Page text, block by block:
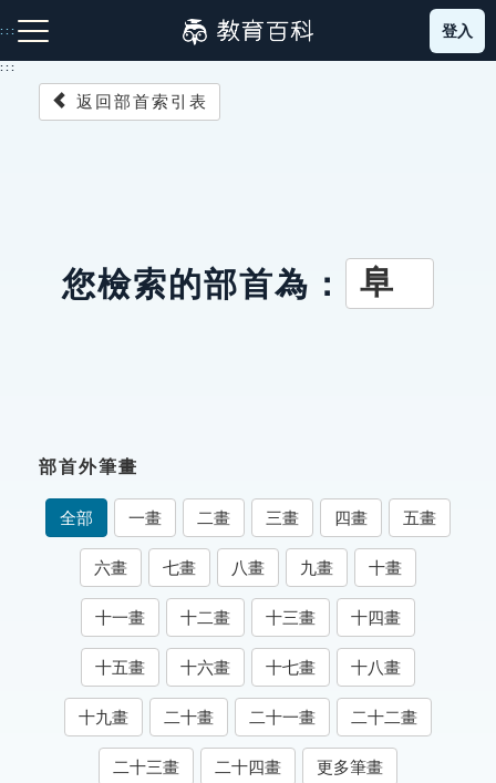
到
主
:::
成語故事
索引選單
知識索引
單字索引
生命大百科索引
遊戲專區
登入
:::
返回部首索引表
您檢索的部首為： 阜
部首外筆畫
全部 一畫 二畫 三畫 四畫 五畫
六畫 七畫 八畫 九畫 十畫
十一畫 十二畫 十三畫 十四畫
十五畫 十六畫 十七畫 十八畫
十九畫 二十畫 二十一畫 二十二畫
二十三畫 二十四畫 更多筆畫